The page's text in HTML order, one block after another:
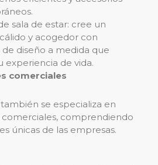
sala de estar: cree un
y acogedor con
de diseño a medida que
experiencia de vida.
comerciales
se especializa en
comerciales, comprendiendo
únicas de las empresas.